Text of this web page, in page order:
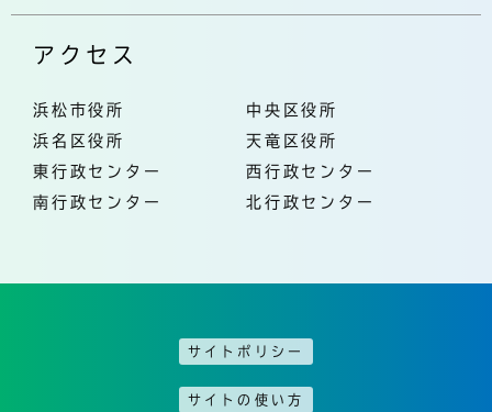
アクセス
浜松市役所
中央区役所
浜名区役所
天竜区役所
東行政センター
西行政センター
南行政センター
北行政センター
サイトポリシー
サイトの使い方